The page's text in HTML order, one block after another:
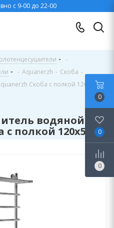
с 9-00 до 22-00
-
- Aquanerzh - Скоба -
Скоба с полкой 120х50
водяной
полкой 120х50
0
0
0